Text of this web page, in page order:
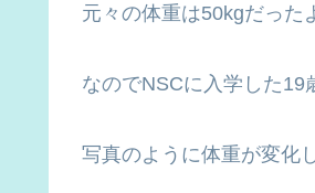
元々の体重は50kgだった
なのでNSCに入学した19
写真のように体重が変化